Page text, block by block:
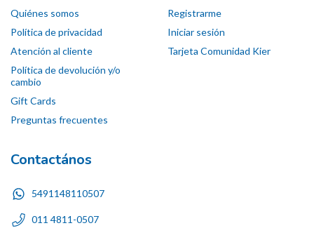
Quiénes somos
Política de privacidad
Atención al cliente
Política de devolución y/o
cambio
Gift Cards
Preguntas frecuentes
Registrarme
Iniciar sesión
Tarjeta Comunidad Kier
Contactános
5491148110507
011 4811-0507